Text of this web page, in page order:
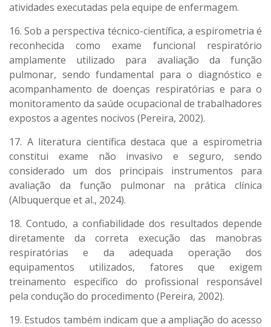
atividades executadas pela equipe de enfermagem.
16. Sob a perspectiva técnico-científica, a espirometria é
reconhecida como exame funcional respiratório
amplamente utilizado para avaliação da função
pulmonar, sendo fundamental para o diagnóstico e
acompanhamento de doenças respiratórias e para o
monitoramento da saúde ocupacional de trabalhadores
expostos a agentes nocivos (Pereira, 2002).
17. A literatura científica destaca que a espirometria
constitui exame não invasivo e seguro, sendo
considerado um dos principais instrumentos para
avaliação da função pulmonar na prática clínica
(Albuquerque et al., 2024).
18. Contudo, a confiabilidade dos resultados depende
diretamente da correta execução das manobras
respiratórias e da adequada operação dos
equipamentos utilizados, fatores que exigem
treinamento específico do profissional responsável
pela condução do procedimento (Pereira, 2002).
19. Estudos também indicam que a ampliação do acesso